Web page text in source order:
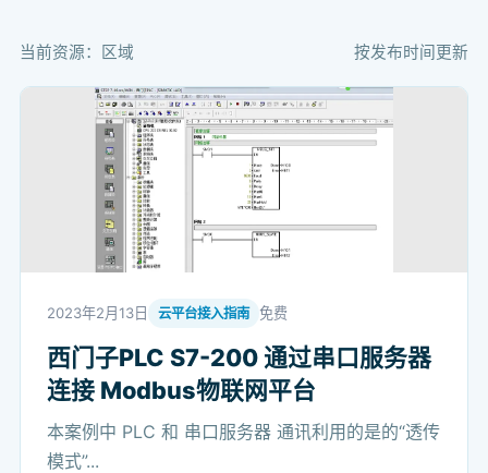
当前资源：区域 按发布时间更新
2023年2月13日 云平台接入指南 免费
西门子PLC S7-200 通过串口服务器
连接 Modbus物联网平台
本案例中 PLC 和 串口服务器 通讯利用的是的“透传
模式”...